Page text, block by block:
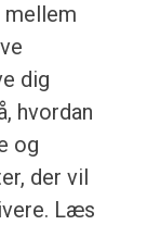
mellem
dig
hvordan
og
der vil
Læs